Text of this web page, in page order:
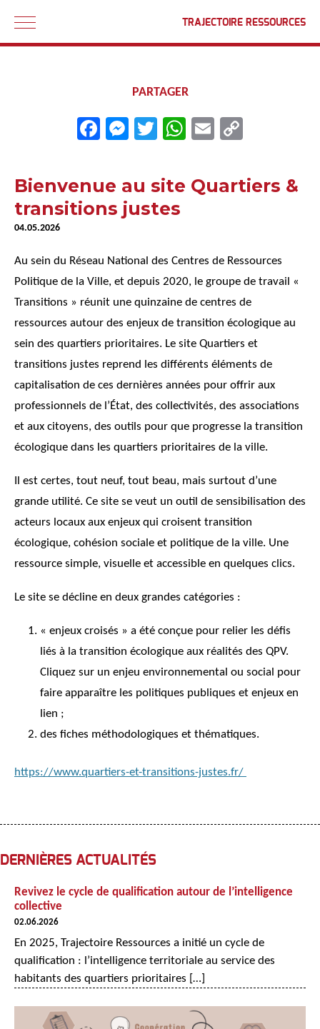
PARTAGER
Fa
o
ok
M
ng
er
T
tt
er
W
ts
A
E
py
Li
Bienvenue au site Quartiers &
transitions justes
04.05.2026
Au sein du Réseau National des Centres de Ressources
Politique de la Ville, et depuis 2020, le groupe de travail «
Transitions » réunit une quinzaine de centres de
ressources autour des enjeux de transition écologique au
sein des quartiers prioritaires. Le site Quartiers et
transitions justes reprend les différents éléments de
capitalisation de ces dernières années pour offrir aux
professionnels de l’État, des collectivités, des associations
et aux citoyens, des outils pour que progresse la transition
écologique dans les quartiers prioritaires de la ville.
Il est certes, tout neuf, tout beau, mais surtout d’une
grande utilité. Ce site se veut un outil de sensibilisation des
acteurs locaux aux enjeux qui croisent transition
écologique, cohésion sociale et politique de la ville. Une
ressource simple, visuelle et accessible en quelques clics.
Le site se décline en deux grandes catégories :
« enjeux croisés » a été conçue pour relier les défis
liés à la transition écologique aux réalités des QPV.
Cliquez sur un enjeu environnemental ou social pour
faire apparaître les politiques publiques et enjeux en
lien ;
des fiches méthodologiques et thématiques.
https://www.quartiers-et-transitions-justes.fr/
DERNIÈRES ACTUALITÉS
Revivez le cycle de qualification autour de l’intelligence
collective
02.06.2026
En 2025, Trajectoire Ressources a initié un cycle de
qualification : l’intelligence territoriale au service des
habitants des quartiers prioritaires […]
TRAJECTOIRE RESSOURCES